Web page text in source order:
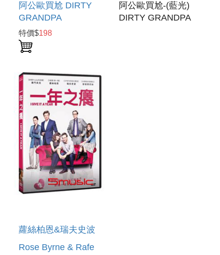
阿公歐買尬 DIRTY
GRANDPA
特價$198
阿公歐買尬-(藍光)
DIRTY GRANDPA
蘿絲柏恩&瑞夫史波
Rose Byrne & Rafe